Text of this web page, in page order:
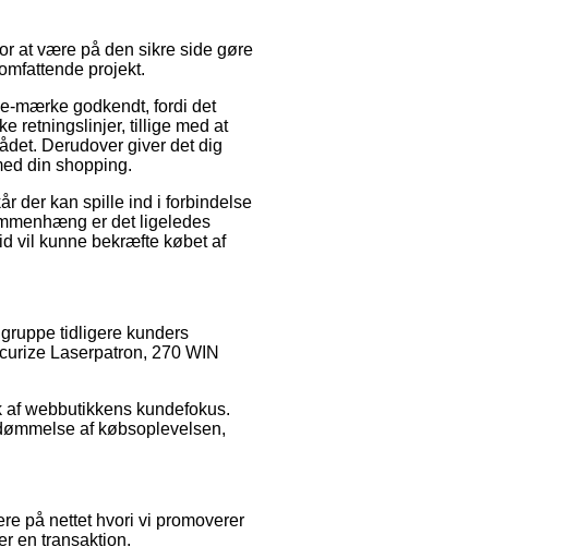
at være på den sikre side gøre
projekt.
mærke godkendt, fordi det
retningslinjer, tillige med at
Derudover giver det dig
din shopping.
der kan spille ind i forbindelse
er det ligeledes
vil kunne bekræfte købet af
tidligere kunders
Laserpatron, 270 WIN
webbutikkens kundefokus.
af købsoplevelsen,
på nettet hvori vi promoverer
en transaktion.